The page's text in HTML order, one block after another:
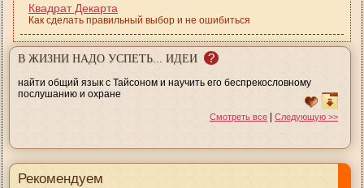
Квадрат Декарта
Как сделать правильный выбор и не ошибиться
В ЖИЗНИ НАДО УСПЕТЬ... ИДЕИ ?
найти общий язык с Тайсоном и научить его беспрекословному
послушанию и охране
Смотреть все | Следующую >>
Рекомендуем